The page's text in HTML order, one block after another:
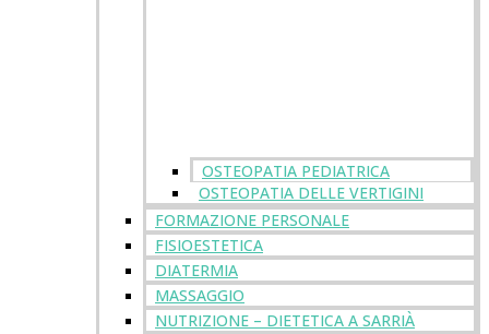
OSTEOPATIA PEDIATRICA
OSTEOPATIA DELLE VERTIGINI
FORMAZIONE PERSONALE
FISIOESTETICA
DIATERMIA
MASSAGGIO
NUTRIZIONE – DIETETICA A SARRIÀ